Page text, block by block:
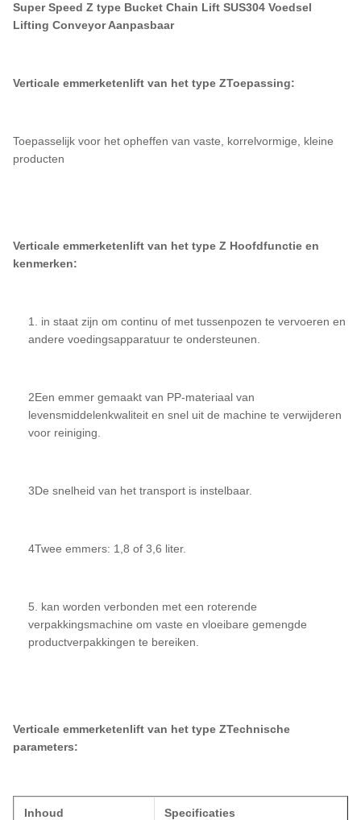
Super Speed Z type Bucket Chain Lift SUS304 Voedsel
Lifting Conveyor Aanpasbaar
Verticale emmerketenlift van het type ZToepassing:
Toepasselijk voor het opheffen van vaste, korrelvormige, kleine
producten
Verticale emmerketenlift van het type Z Hoofdfunctie en
kenmerken:
1. in staat zijn om continu of met tussenpozen te vervoeren en
andere voedingsapparatuur te ondersteunen.
2Een emmer gemaakt van PP-materiaal van
levensmiddelenkwaliteit en snel uit de machine te verwijderen
voor reiniging.
3De snelheid van het transport is instelbaar.
4Twee emmers: 1,8 of 3,6 liter.
5. kan worden verbonden met een roterende
verpakkingsmachine om vaste en vloeibare gemengde
productverpakkingen te bereiken.
Verticale emmerketenlift van het type ZTechnische
parameters:
Inhoud Specificaties